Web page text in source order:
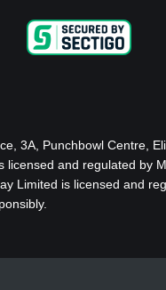
3A, Punchbowl Centre,
and regulated by
Limited is licensed and